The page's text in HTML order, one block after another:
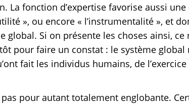
La fonction d’expertise favorise aussi
», ou encore « l’instrumentalité », et
global. Si on présente les choses ainsi,
pour faire un constat : le système
fait les individus humains, de
pas pour autant totalement englobante.